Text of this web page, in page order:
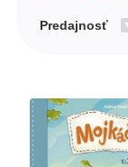
Predškoláci
Predajnosť